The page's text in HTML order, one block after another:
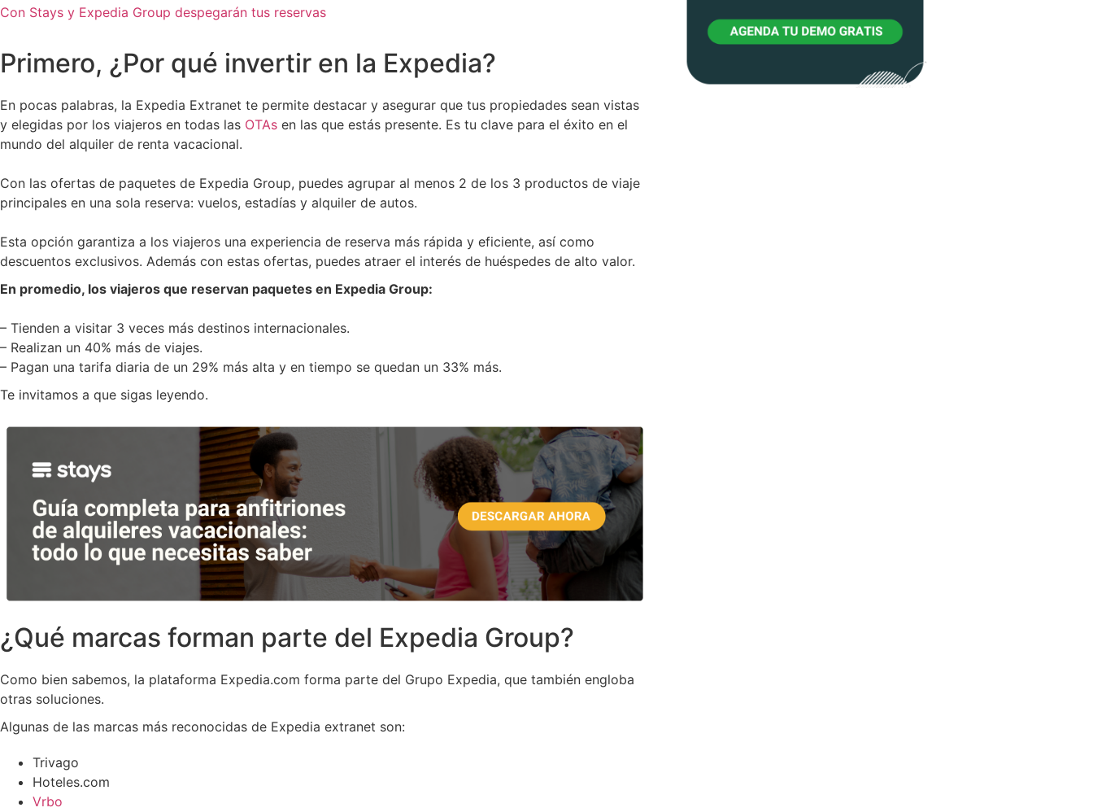
Con Stays y Expedia Group despegarán tus reservas
Primero, ¿Por qué invertir en la Expedia?
En pocas palabras, la Expedia Extranet te permite destacar y asegurar que tus propiedades sean vistas
y elegidas por los viajeros en todas las OTAs en las que estás presente. Es tu clave para el éxito en el
mundo del alquiler de renta vacacional.
Con las ofertas de paquetes de Expedia Group, puedes agrupar al menos 2 de los 3 productos de viaje
principales en una sola reserva: vuelos, estadías y alquiler de autos.
Esta opción garantiza a los viajeros una experiencia de reserva más rápida y eficiente, así como
descuentos exclusivos. Además con estas ofertas, puedes atraer el interés de huéspedes de alto valor.
En promedio, los viajeros que reservan paquetes en Expedia Group:
– Tienden a visitar 3 veces más destinos internacionales.
– Realizan un 40% más de viajes.
– Pagan una tarifa diaria de un 29% más alta y en tiempo se quedan un 33% más.
Te invitamos a que sigas leyendo.
¿Qué marcas forman parte del Expedia Group?
Como bien sabemos, la plataforma Expedia.com forma parte del Grupo Expedia, que también engloba
otras soluciones.
Algunas de las marcas más reconocidas de Expedia extranet son:
Trivago
Hoteles.com
Vrbo